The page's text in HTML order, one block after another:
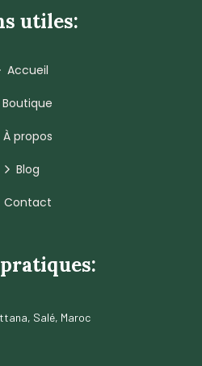
utiles:
Accueil
Boutique
À propos
Blog
Contact
Salé, Maroc